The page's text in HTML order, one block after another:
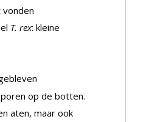
T. rex: kleine
op de botten.
aten, maar ook